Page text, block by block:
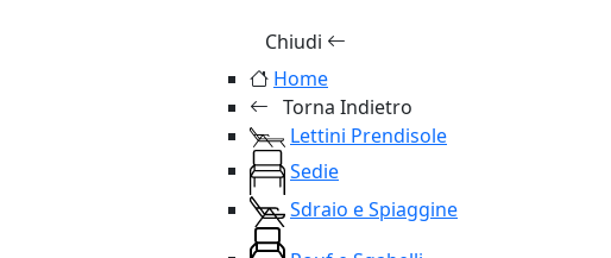
Chiudi
Home
Torna Indietro
Lettini Prendisole
Sedie
Sdraio e Spiaggine